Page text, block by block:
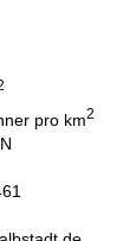
pro km2